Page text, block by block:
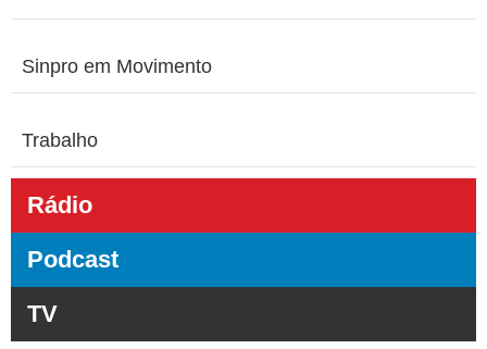
Sinpro em Movimento
Trabalho
Rádio
Podcast
TV